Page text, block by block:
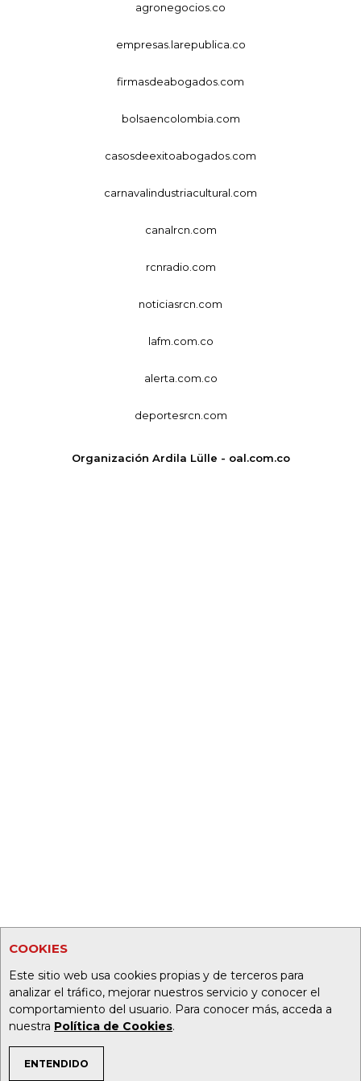
COOKIES
Este sitio web usa cookies propias y de terceros para
analizar el tráfico, mejorar nuestros servicio y conocer el
comportamiento del usuario. Para conocer más, acceda a
nuestra Política de Cookies.
ENTENDIDO
TEMAS DE INTERÉS
agronegocios.co
empresas.larepublica.co
firmasdeabogados.com
bolsaencolombia.com
casosdeexitoabogados.com
carnavalindustriacultural.com
canalrcn.com
rcnradio.com
noticiasrcn.com
lafm.com.co
alerta.com.co
deportesrcn.com
Organización Ardila Lülle - oal.com.co